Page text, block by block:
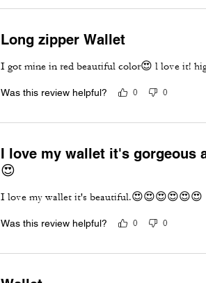
Long zipper Wallet
I got mine in red beautiful color😍 l love it!
Was this review helpful? 0 0
I love my wallet it's gorgeous
😍
I love my wallet it's beautiful.😍😍😍😍😍😍
Was this review helpful? 0 0